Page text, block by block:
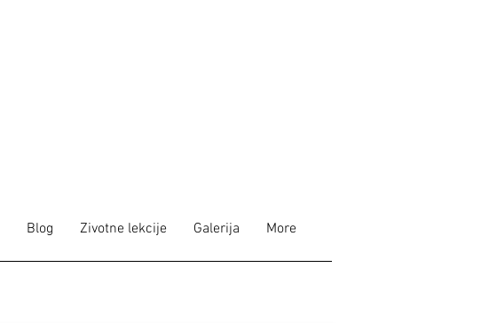
Blog Zivotne lekcije Galerija More